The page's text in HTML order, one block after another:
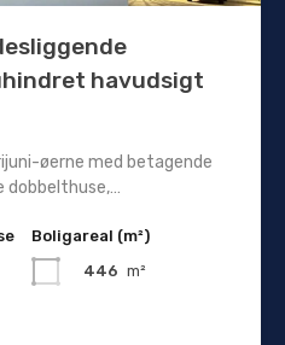
havudsigt
øerne med betagende
dobbelthuse,…
Boligareal (m²)
446 m²